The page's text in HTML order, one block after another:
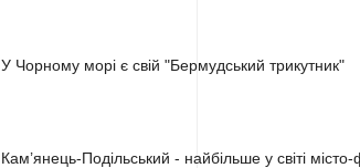
У Чорному морі є свій "Бермудський трикутник"
Кам’янець-Подільський - найбільше у світі